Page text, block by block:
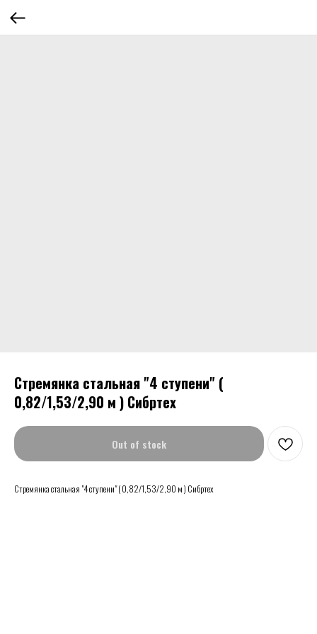
Стремянка стальная "4 ступени" (
0,82/1,53/2,90 м ) Сибртех
Out of stock
Стремянка стальная "4 ступени" ( 0,82/1,53/2,90 м ) Сибртех